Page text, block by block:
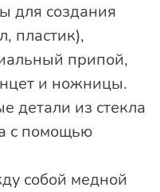
для создания
пластик),
припой,
и ножницы.
детали из стекла
с помощью
собой медной